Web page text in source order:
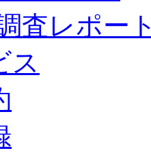
査レポー
ス